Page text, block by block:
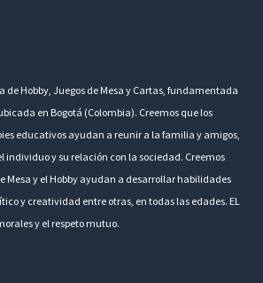
de Hobby, Juegos de Mesa y Cartas, fundamentada
en Bogotá (Colombia). Creemos que los
educativos ayudan a reunir a la familia y amigos,
individuo y su relación con la sociedad. Creemos
Mesa y el Hobby ayudan a desarrollar habilidades
y creatividad entre otras, en todas las edades. EL
y el respeto mutuo.